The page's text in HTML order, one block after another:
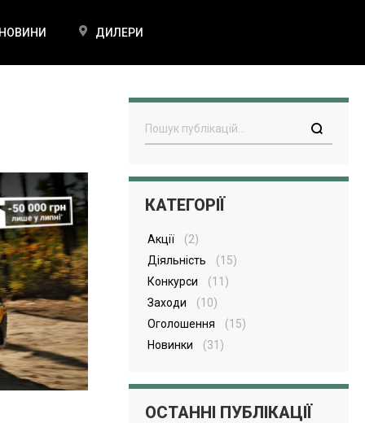
ДИЛЕРИ
Пошук
КАТЕГОРІЇ
Акції
(2)
Діяльність
(15)
Конкурси
(11)
Заходи
(10)
Оголошення
(15)
Новинки
(31)
ОСТАННІ ПУБЛІКАЦІЇ